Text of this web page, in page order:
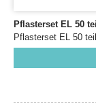
Pflasterset EL 50
Pflasterset EL 50